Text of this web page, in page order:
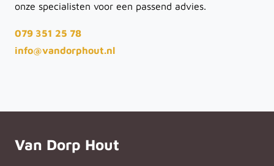
onze specialisten voor een passend advies.
079 351 25 78
info@vandorphout.nl
Van Dorp Hout